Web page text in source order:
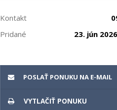
Kontakt
Pridané
23. jún
POSLAŤ PONUKU NA E-MAIL
VYTLAČIŤ PONUKU